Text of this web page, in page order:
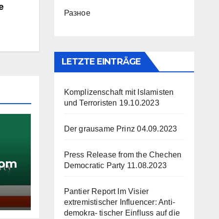
Разное
LETZTE EINTRÄGE
Komplizenschaft mit Islamisten
und Terroristen 19.10.2023
Der grausame Prinz 04.09.2023
Press Release from the Chechen
Democratic Party 11.08.2023
Pantier Report Im Visier
extremistischer Influencer: Anti-
demokra- tischer Einfluss auf die